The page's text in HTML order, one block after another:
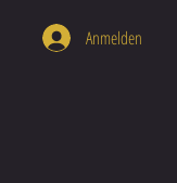
Anmelden